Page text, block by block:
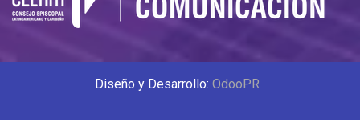
Diseño y Desarrollo: OdooPR